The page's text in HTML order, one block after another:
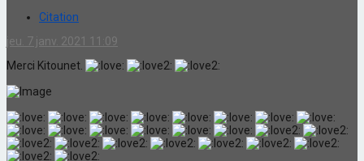
Citation
jeu. 7 janv. 2021 11:09
Merci Kitounet.